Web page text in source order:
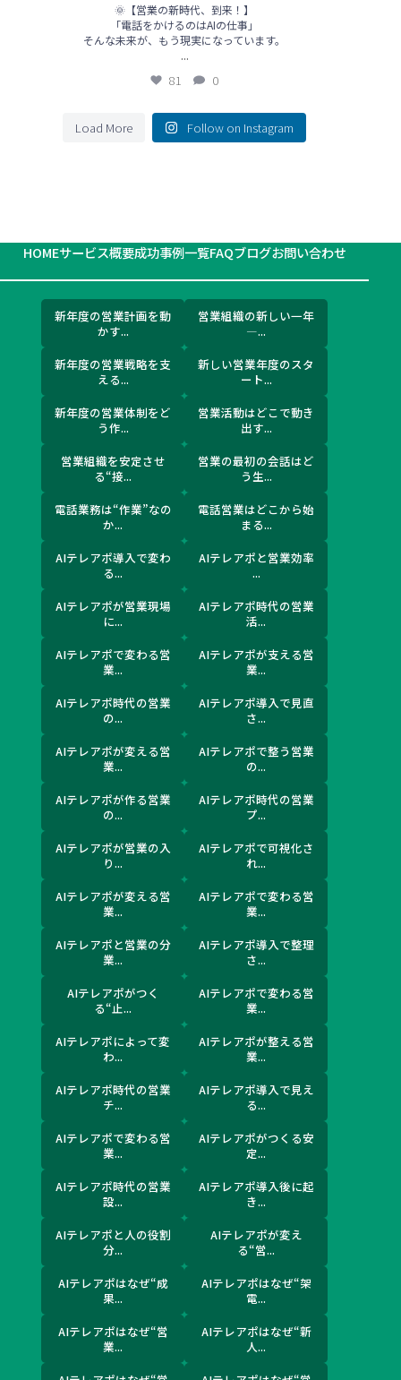
🌞【営業の新時代、到来！】
「電話をかけるのはAIの仕事」
そんな未来が、もう現実になっています。
...
81 0
Load More Follow on Instagram
HOMEサービス概要成功事例一覧FAQブログお問い合わせ
新年度の営業計画を動
かす...
営業組織の新しい一年
―...
新年度の営業戦略を支
える...
新しい営業年度のスタ
ート...
新年度の営業体制をど
う作...
営業活動はどこで動き
出す...
営業組織を安定させ
る“接...
営業の最初の会話はど
う生...
電話業務は“作業”なの
か...
電話営業はどこから始
まる...
AIテレアポ導入で変わ
る...
AIテレアポと営業効率
...
AIテレアポが営業現場
に...
AIテレアポ時代の営業
活...
AIテレアポで変わる営
業...
AIテレアポが支える営
業...
AIテレアポ時代の営業
の...
AIテレアポ導入で見直
さ...
AIテレアポが変える営
業...
AIテレアポで整う営業
の...
AIテレアポが作る営業
の...
AIテレアポ時代の営業
プ...
AIテレアポが営業の入
り...
AIテレアポで可視化さ
れ...
AIテレアポが変える営
業...
AIテレアポで変わる営
業...
AIテレアポと営業の分
業...
AIテレアポ導入で整理
さ...
AIテレアポがつく
る“止...
AIテレアポで変わる営
業...
AIテレアポによって変
わ...
AIテレアポが整える営
業...
AIテレアポ時代の営業
チ...
AIテレアポ導入で見え
る...
AIテレアポで変わる営
業...
AIテレアポがつくる安
定...
AIテレアポ時代の営業
設...
AIテレアポ導入後に起
き...
AIテレアポと人の役割
分...
AIテレアポが変え
る“営...
AIテレアポはなぜ“成
果...
AIテレアポはなぜ“架
電...
AIテレアポはなぜ“営
業...
AIテレアポはなぜ“新
人...